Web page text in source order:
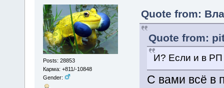
Posts: 28853
Карма: +811/-10848
Gender:
Quote from:
Quote from:
И? Если и в РП
С вами всё в